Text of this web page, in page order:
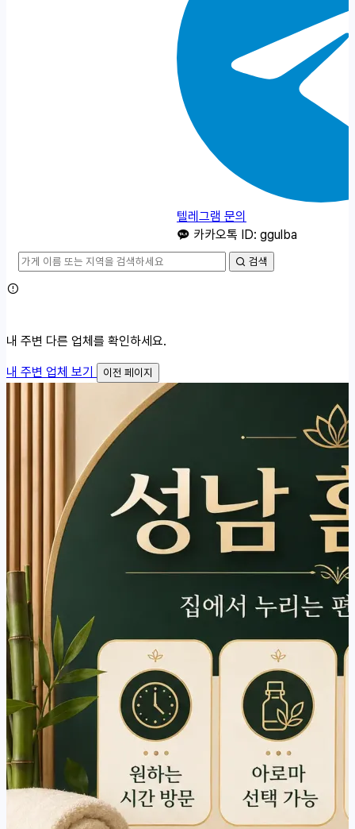
텔레그램 문의
카카오톡 ID: ggulba
검색
내 주변 다른 업체를 확인하세요.
내 주변 업체 보기
이전 페이지